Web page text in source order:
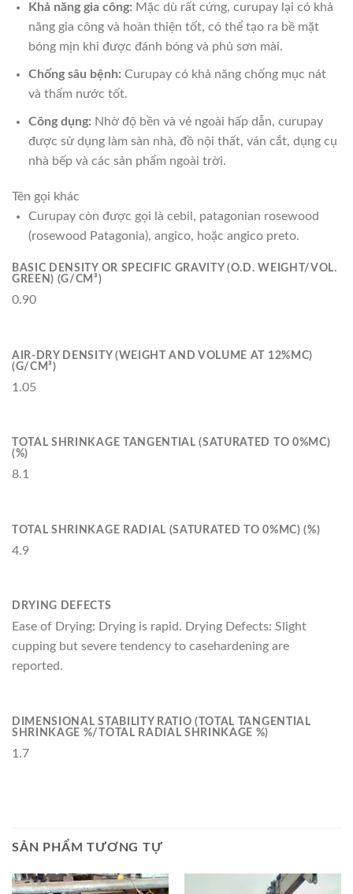
Khả năng gia công: Mặc dù rất cứng, curupay lại có khả
năng gia công và hoàn thiện tốt, có thể tạo ra bề mặt
bóng mịn khi được đánh bóng và phủ sơn mài.
Chống sâu bệnh: Curupay có khả năng chống mục nát
và thấm nước tốt.
Công dụng: Nhờ độ bền và vẻ ngoài hấp dẫn, curupay
được sử dụng làm sàn nhà, đồ nội thất, ván cắt, dụng cụ
nhà bếp và các sản phẩm ngoài trời.
Tên gọi khác
Curupay còn được gọi là cebil, patagonian rosewood
(rosewood Patagonia), angico, hoặc angico preto.
BASIC DENSITY OR SPECIFIC GRAVITY (O.D. WEIGHT/VOL.
GREEN) (G/CM³)
0.90
AIR-DRY DENSITY (WEIGHT AND VOLUME AT 12%MC)
(G/CM³)
1.05
TOTAL SHRINKAGE TANGENTIAL (SATURATED TO 0%MC)
(%)
8.1
TOTAL SHRINKAGE RADIAL (SATURATED TO 0%MC) (%)
4.9
DRYING DEFECTS
Ease of Drying: Drying is rapid. Drying Defects: Slight
cupping but severe tendency to casehardening are
reported.
DIMENSIONAL STABILITY RATIO (TOTAL TANGENTIAL
SHRINKAGE %/TOTAL RADIAL SHRINKAGE %)
1.7
SẢN PHẨM TƯƠNG TỰ